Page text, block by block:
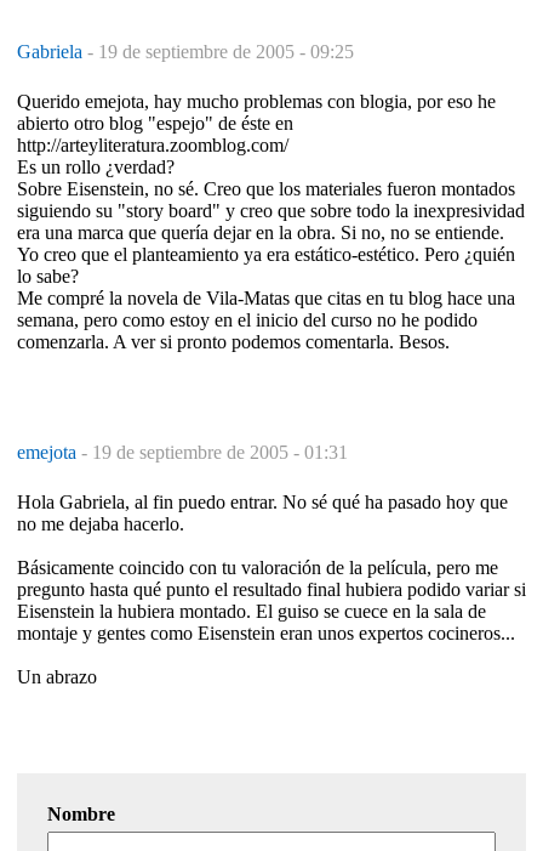
Gabriela - 19 de septiembre de 2005 - 09:25
Querido emejota, hay mucho problemas con blogia, por eso he
abierto otro blog "espejo" de éste en
http://arteyliteratura.zoomblog.com/
Es un rollo ¿verdad?
Sobre Eisenstein, no sé. Creo que los materiales fueron montados
siguiendo su "story board" y creo que sobre todo la inexpresividad
era una marca que quería dejar en la obra. Si no, no se entiende.
Yo creo que el planteamiento ya era estático-estético. Pero ¿quién
lo sabe?
Me compré la novela de Vila-Matas que citas en tu blog hace una
semana, pero como estoy en el inicio del curso no he podido
comenzarla. A ver si pronto podemos comentarla. Besos.
emejota - 19 de septiembre de 2005 - 01:31
Hola Gabriela, al fin puedo entrar. No sé qué ha pasado hoy que
no me dejaba hacerlo.
Básicamente coincido con tu valoración de la película, pero me
pregunto hasta qué punto el resultado final hubiera podido variar si
Eisenstein la hubiera montado. El guiso se cuece en la sala de
montaje y gentes como Eisenstein eran unos expertos cocineros...
Un abrazo
Nombre